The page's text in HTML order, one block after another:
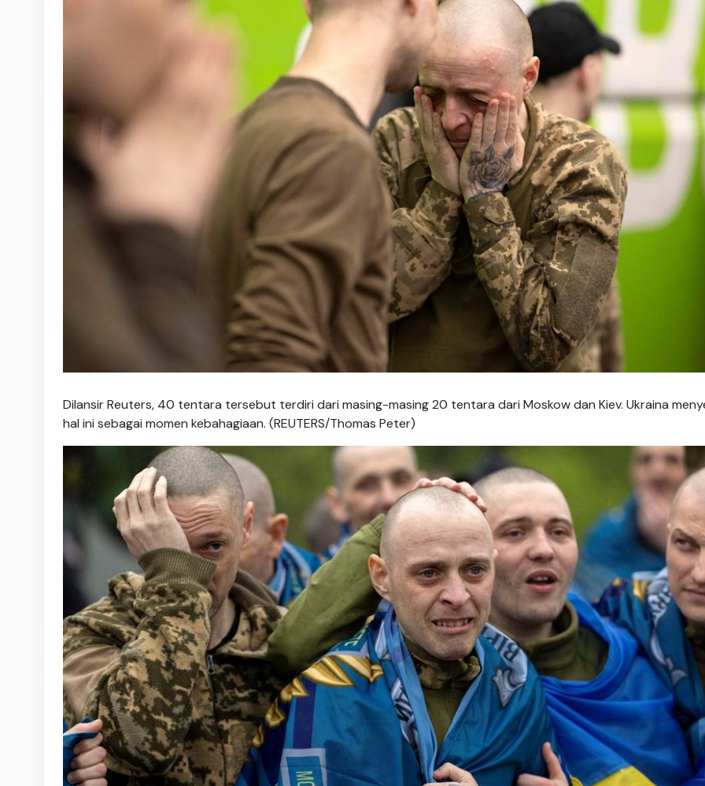
Dilansir Reuters, 40 tentara tersebut terdiri dari masing-masing 20 tentara dari Moskow dan Kiev. Ukraina
hal ini sebagai momen kebahagiaan. (REUTERS/Thomas Peter)